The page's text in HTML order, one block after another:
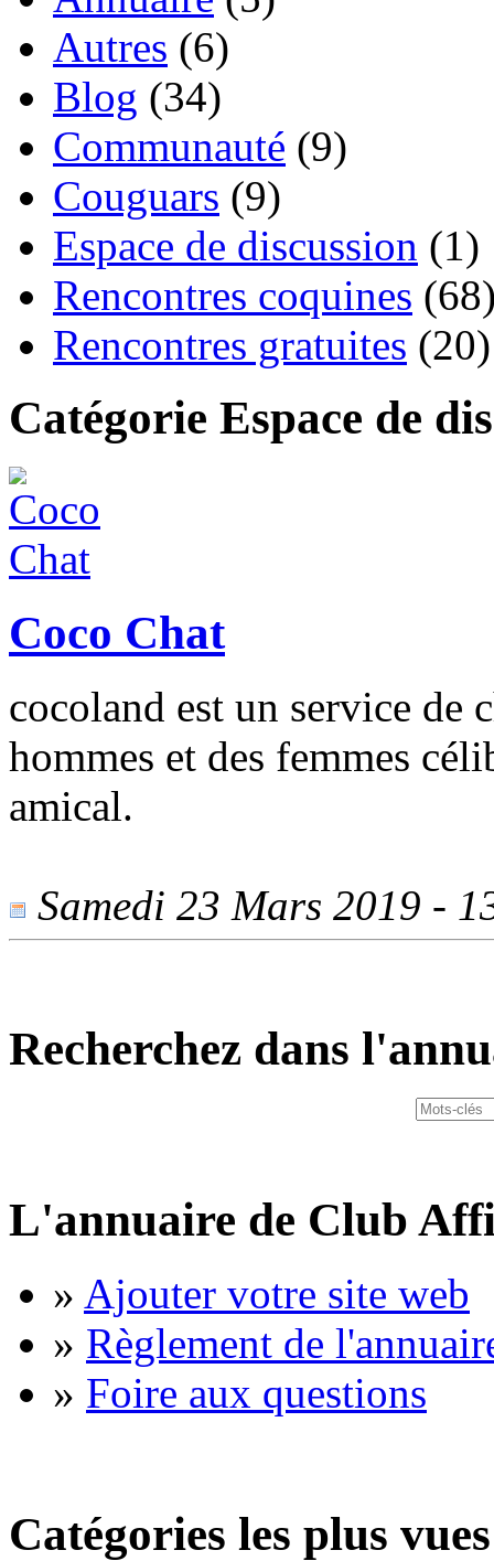
Autres (6)
Blog (34)
Communauté (9)
Couguars (9)
Espace de discussion (1)
Rencontres coquines
Rencontres gratuites (20)
Catégorie Espace de
Coco Chat
cocoland est un service de
hommes et des femmes
amical.
Samedi 23 Mars 2019 -
Recherchez dans
L'annuaire de Club
» Ajouter votre site web
» Règlement de
» Foire aux questions
Catégories les plus vues